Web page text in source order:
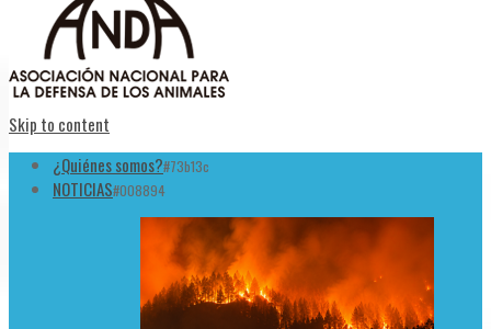
Skip to content
¿Quiénes somos?#73b13c
NOTICIAS#008894